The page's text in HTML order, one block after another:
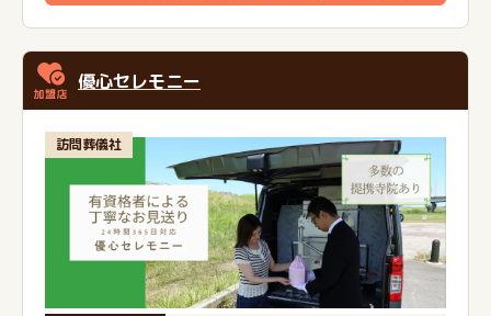
優心セレモニー
訪問葬儀社